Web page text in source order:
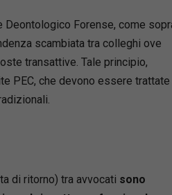
Deontologico Forense, come
scambiata tra colleghi ove
transattive. Tale principio,
PEC, che devono essere trattate
di ritorno) tra avvocati sono